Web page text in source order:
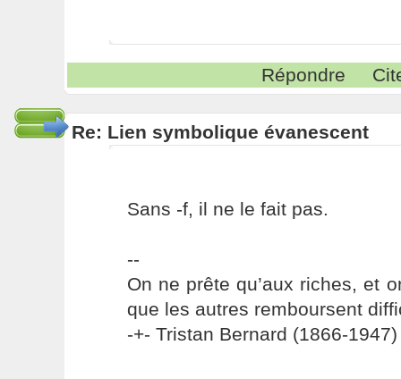
Répondre
Re: Lien symbolique évanescent
Sans -f, il ne le fait pas.
--
On ne prête qu’aux riches, et
que les autres remboursent
-+- Tristan Bernard (1866-1947)